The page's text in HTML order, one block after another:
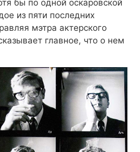
бы по одной оскаровской
из пяти последних
мэтра актерского
главное, что о нем